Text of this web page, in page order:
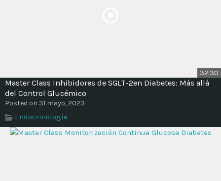
32:30
Master Class Inhibidores de SGLT-2en Diabetes: Más allá
del Control Glucémico
Posted on 31 mayo, 2023
Endocrinología